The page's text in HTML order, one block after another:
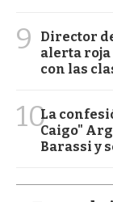
9
Director
alerta roja
con las
10La
Caigo"
Barassi y